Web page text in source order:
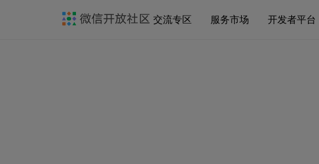
交流专区 服务市场 开发者平台